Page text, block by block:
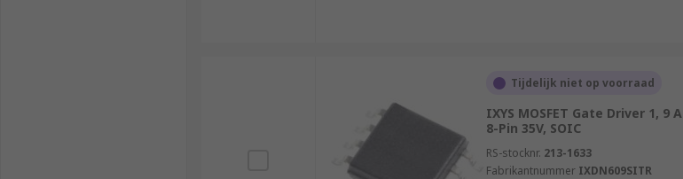
Tijdelijk niet op voorraad
IXYS MOSFET Gate Driver 1, 9 A
8-Pin 35V, SOIC
RS-stocknr. 213-1633
Fabrikantnummer IXDN609SITR